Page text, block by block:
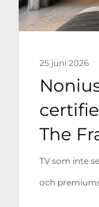
The
Frame
25 juni 2026
The
TV som inte
och